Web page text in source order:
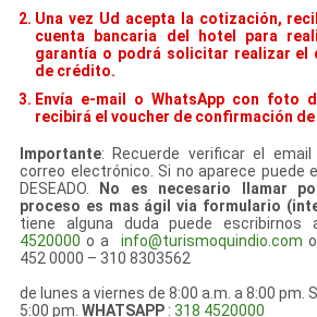
Una vez Ud acepta la cotización,
cuenta bancaria del hotel para
garantía o podrá solicitar realizar el
de crédito.
Envía e-mail o WhatsApp con foto
recibirá el voucher de confirmación de
Importante: Recuerde verificar el
correo electrónico. Si no aparece puede
DESEADO.
No es necesario llamar
proceso es mas ágil via formulario
tiene alguna duda puede escribirnos
4520000 o a info@turismoquindio.com
452 0000 – 310 8303562
de lunes a viernes de 8:00 a.m. a 8:00 pm.
5:00 pm. WHATSAPP : 318 4520000